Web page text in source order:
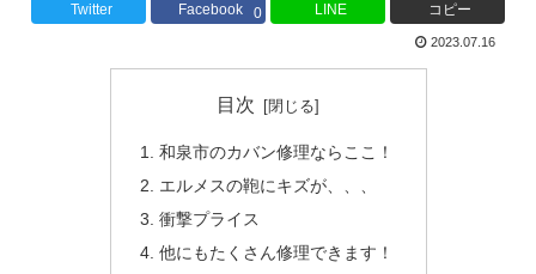
Twitter Facebook 0 LINE コピー
2023.07.16
目次
和泉市のカバン修理ならここ！
エルメスの鞄にキズが、、、
衝撃プライス
他にもたくさん修理できます！